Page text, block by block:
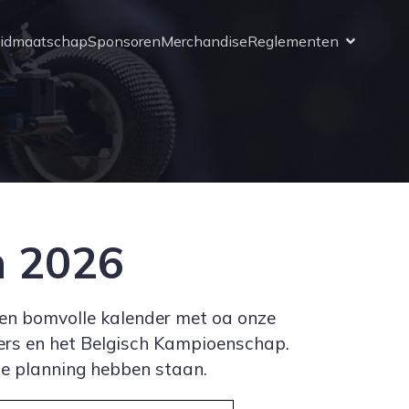
SponsorenMerchandiseReglementen
2026
bomvolle kalender met oa onze
en het Belgisch Kampioenschap.
planning hebben staan.